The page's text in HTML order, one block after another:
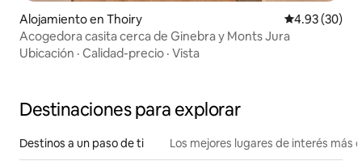
Alojamiento en Thoiry Calificación
4.93 (30)
Acogedora casita cerca de Ginebra y Monts Jura
Ubicación · Calidad-precio · Vista
Destinaciones para explorar
Destinos a un paso de ti Los mejores lugares de interés más